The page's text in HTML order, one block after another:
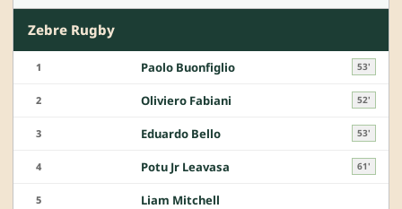
Zebre Rugby
1 Paolo Buonfiglio 53'
2 Oliviero Fabiani 52'
3 Eduardo Bello 53'
4 Potu Jr Leavasa 61'
5 Liam Mitchell